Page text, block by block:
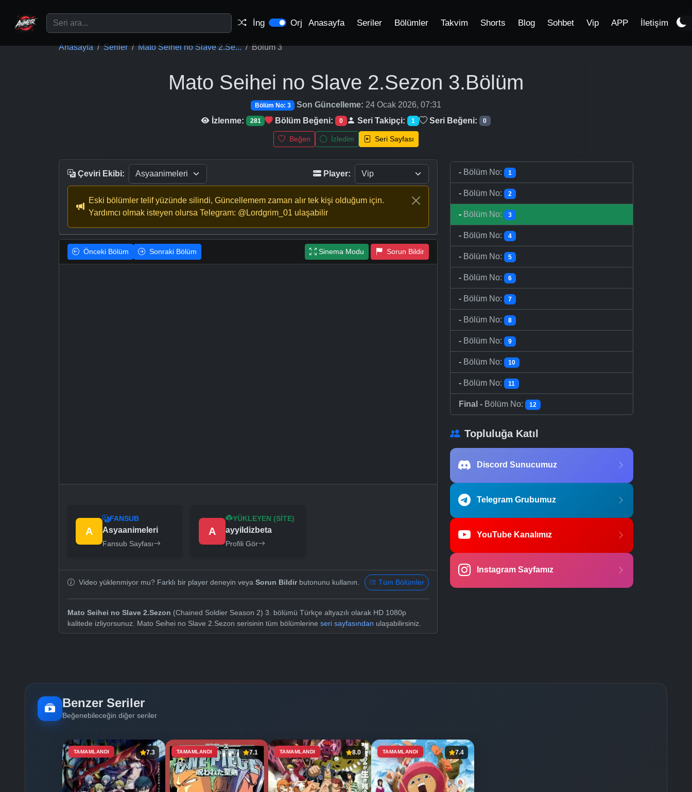
İng Orj Anasayfa Seriler Bölümler Takvim Shorts Blog Sohbet Vip APP İletişim
Anasayfa Seriler Mato Seihei no Slave 2.Se... Bölüm 3
Mato Seihei no Slave 2.Sezon 3.Bölüm
Bölüm No: 3 Son Güncelleme: 24 Ocak 2026, 07:31
İzlenme:
281 Bölüm Beğeni: 0 Seri Takipçi: 1 Seri Beğeni: 0
Beğen İzledim Seri Sayfası
Çeviri Ekibi: Player:
Eski bölümler telif yüzünde silindi, Güncellemem zaman alır tek kişi olduğum için.
Yardımcı olmak isteyen olursa Telegram: @Lordgrim_01 ulaşabilir
Önceki Bölüm Sonraki Bölüm Sinema Modu Sorun Bildir
A
FANSUB
Asyaanimeleri
Fansub Sayfası
A
YÜKLEYEN (SITE)
ayyildizbeta
Profili Gör
Video yüklenmiyor mu? Farklı bir player deneyin veya Sorun Bildirbutonunu kullanın. Tüm Bölümler
Mato Seihei no Slave 2.Sezon (Chained Soldier Season 2) 3. bölümü Türkçe altyazılı olarak HD 1080p
kalitede izliyorsunuz. Mato Seihei no Slave 2.Sezon serisinin tüm bölümlerine seri sayfasından ulaşabilirsiniz.
- Bölüm No: 1
- Bölüm No: 2
- Bölüm No: 3
- Bölüm No: 4
- Bölüm No: 5
- Bölüm No: 6
- Bölüm No: 7
- Bölüm No: 8
- Bölüm No: 9
- Bölüm No: 10
- Bölüm No: 11
Final - Bölüm No: 12
Topluluğa Katıl
Discord Sunucumuz
Telegram Grubumuz
YouTube Kanalımız
Instagram Sayfamız
Benzer Seriler
Beğenebileceğin diğer seriler
TAMAMLANDI 7.3 TAMAMLANDI 7.1 TAMAMLANDI 8.0 TAMAMLANDI 7.4